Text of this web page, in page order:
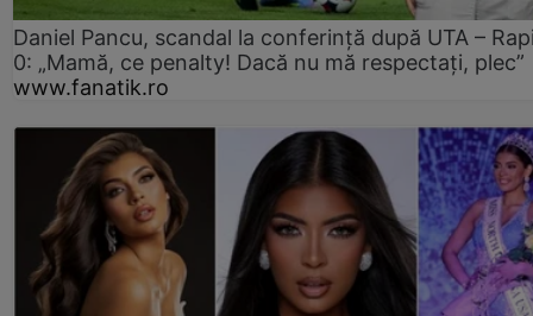
Daniel Pancu, scandal la conferință după UTA –
0: „Mamă, ce penalty! Dacă nu mă respectați, plec”
www.fanatik.ro